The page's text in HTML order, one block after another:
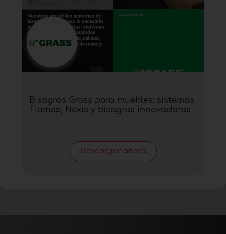
Bisagras Grass para muebles: sistemas
Tiomos, Nexis y bisagras innovadoras
Descargar ahora